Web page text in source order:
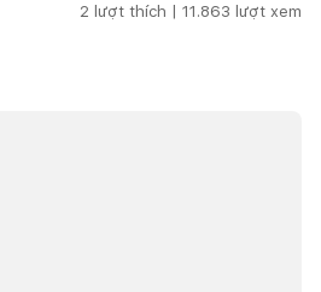
2 lượt thích | 11.863 lượt xem